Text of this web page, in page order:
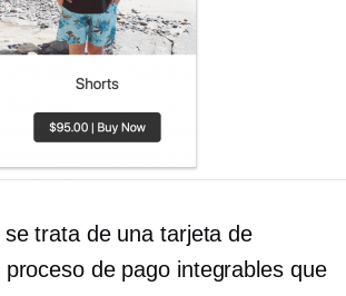
trata de una tarjeta de
de pago integrables que